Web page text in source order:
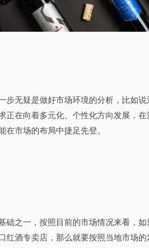
步无疑是做好市场环境的分析，比如
正在向着多元化、个性化方向发展，
在市场的布局中捷足先登。
础之一，按照目前的市场情况来看，
红酒专卖店，那么就要按照当地市场